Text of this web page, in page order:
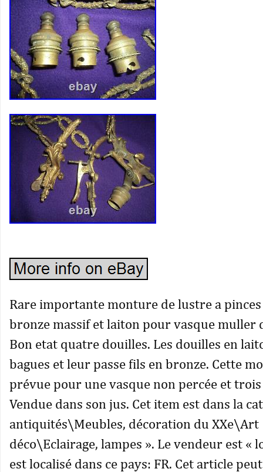
Rare importante monture de lustre a
bronze massif et laiton pour vasque muller
Bon etat quatre douilles. Les douilles en
bagues et leur passe fils en bronze. Cette
prévue pour une vasque non percée et
Vendue dans son jus. Cet item est dans la
antiquités\Meubles, décoration du XXe\Art
déco\Eclairage, lampes ». Le vendeur est «
est localisé dans ce pays: FR. Cet article